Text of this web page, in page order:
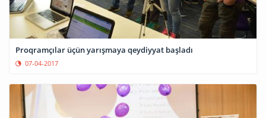
Proqramçılar üçün yarışmaya qeydiyyat başladı
07-04-2017